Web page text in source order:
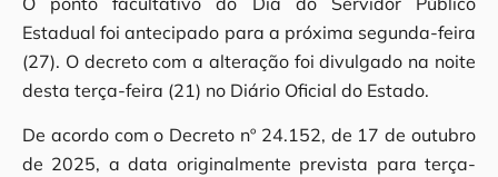
Estadual foi antecipado para a próxima segunda-feira
(27). O decreto com a alteração foi divulgado na noite
desta terça-feira (21) no Diário Oficial do Estado.
De acordo com o Decreto nº 24.152, de 17 de outubro
de 2025, a data originalmente prevista para terça-